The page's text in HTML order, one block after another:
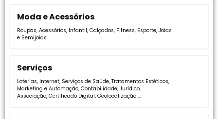
Moda e Acessórios
Roupas, Acessórios, Infantil, Calçados, Fitness, Esporte, Joias
e Semijoias
Serviços
Loterias, Internet, Serviços de Saúde, Tratamentos Estéticos,
Marketing e Automação, Contabilidade, Jurídico,
Associação, Certificado Digital, Geolocalização …